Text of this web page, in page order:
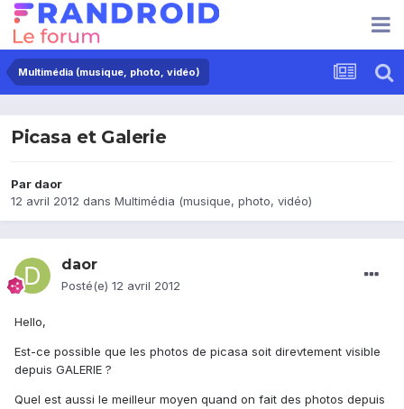
Multimédia (musique, photo, vidéo)
Picasa et Galerie
Par daor
12 avril 2012 dans Multimédia (musique, photo, vidéo)
daor
Posté(e) 12 avril 2012
Hello,
Est-ce possible que les photos de picasa soit direvtement visible
depuis GALERIE ?
Quel est aussi le meilleur moyen quand on fait des photos depuis